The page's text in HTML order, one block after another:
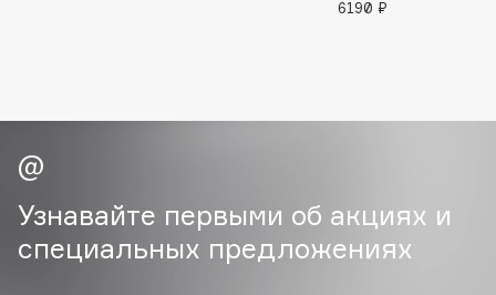
C
Cadence
6190 ₽
Узнавайте первыми об акциях и
специальных предложениях